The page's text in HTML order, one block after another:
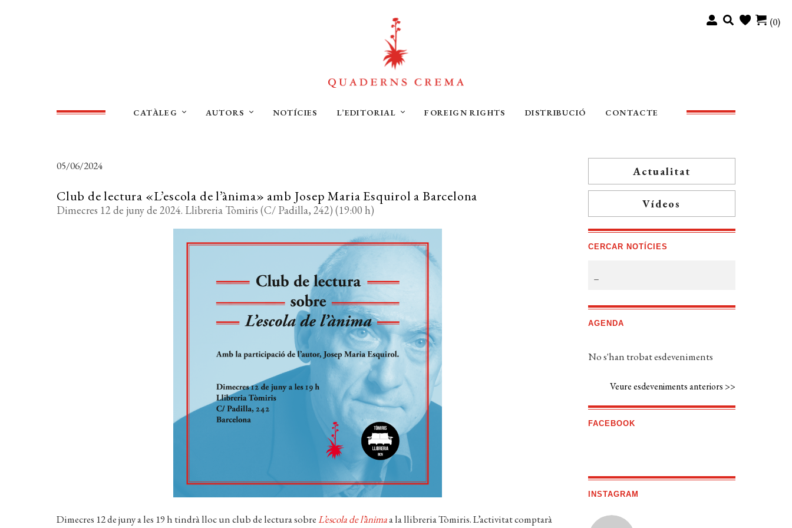
(0)
CATÀLEG AUTORS NOTÍCIES L’EDITORIAL FOREIGN RIGHTS DISTRIBUCIÓ CONTACTE
05/06/2024
Club de lectura «L’escola de l’ànima» amb Josep Maria Esquirol a Barcelona
Dimecres 12 de juny de 2024. Llibreria Tòmiris (C/ Padilla, 242) (19:00 h)
Dimecres 12 de juny a les 19 h tindrà lloc un club de lectura sobreL’escola de l’ànimaa la llibreria Tòmiris. L’activitat comptarà
Actualitat
Vídeos
CERCAR NOTÍCIES
AGENDA
No s'han trobat esdeveniments
Veure esdeveniments anteriors >>
FACEBOOK
INSTAGRAM